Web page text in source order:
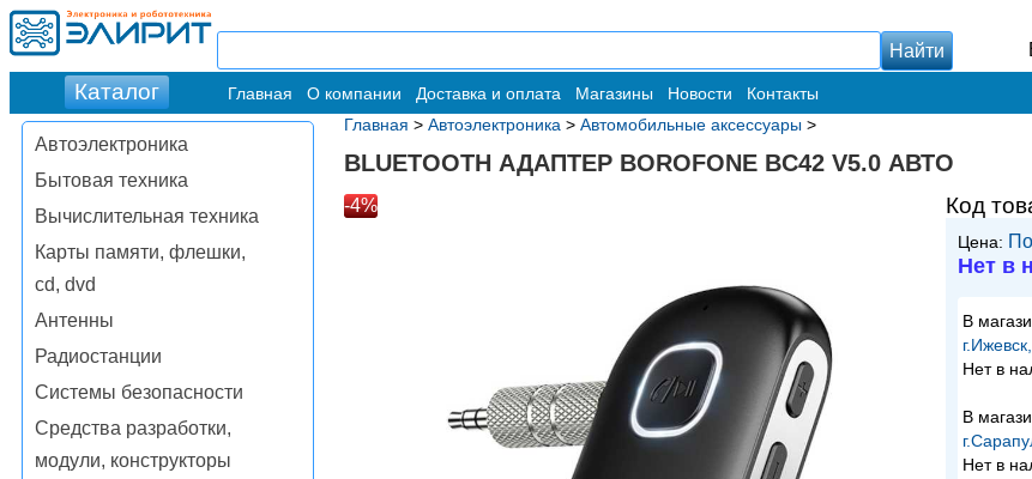
Главная О компании Доставка и оплата Магазины Новости Контакты
Автоэлектроника
Бытовая техника
Вычислительная техника
Карты памяти, флешки,
cd, dvd
Антенны
Радиостанции
Системы безопасности
Средства разработки,
модули, конструкторы
Главная > Автоэлектроника > Автомобильные аксессуары >
BLUETOOTH АДАПТЕР BOROFONE BC42 V5.0 АВТО
-4% Код
Цена:
Нет в
В
Нет в
В
Нет в